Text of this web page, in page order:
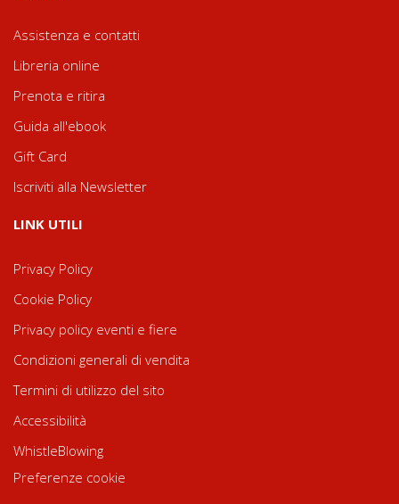
Assistenza e contatti
Libreria online
Prenota e ritira
Guida all'ebook
Gift Card
Iscriviti alla Newsletter
LINK UTILI
Privacy Policy
Cookie Policy
Privacy policy eventi e fiere
Condizioni generali di vendita
Termini di utilizzo del sito
Accessibilità
WhistleBlowing
Preferenze cookie